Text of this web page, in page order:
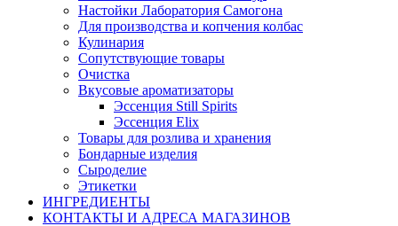
Настойки Лаборатория Самогона
Для производства и копчения колбас
Кулинария
Сопутствующие товары
Очистка
Вкусовые ароматизаторы
Эссенция Still Spirits
Эссенция Elix
Товары для розлива и хранения
Бондарные изделия
Cыроделие
Этикетки
ИНГРЕДИЕНТЫ
КОНТАКТЫ И АДРЕСА МАГАЗИНОВ